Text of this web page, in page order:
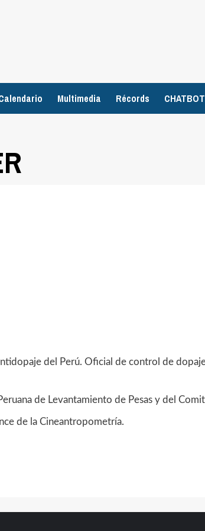
Multimedia Récords CHATBOT
del Perú. Oficial de control de
de Levantamiento de Pesas y del
de la Cineantropometría.